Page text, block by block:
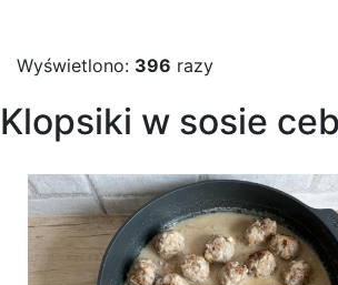
Wyświetlono: 396 razy
Klopsiki w sosie